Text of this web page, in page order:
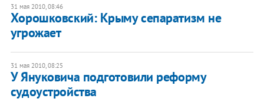
31 мая 2010, 08:46
Хорошковский: Крыму сепаратизм не
угрожает
31 мая 2010, 08:25
У Януковича подготовили реформу
судоустройства